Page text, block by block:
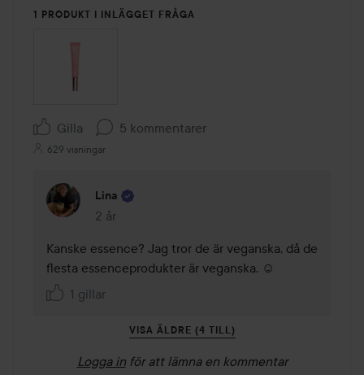
1 PRODUKT I INLÄGGET FRÅGA
Gilla 5 kommentarer
629 visningar
Lina
2 år
Kommentaren lades 2 år
Kanske essence? Jag tror de är veganska, då de
flesta essenceprodukter är veganska. ☺️
1 gillar
VISA ÄLDRE (4 TILL)
Logga in för att lämna en kommentar